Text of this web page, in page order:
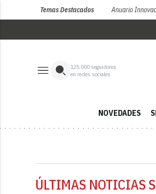
Temas Destacados Anuario
125,000 seguidores
en redes sociales
NOVEDADES
ÚLTIMAS NOTICIAS